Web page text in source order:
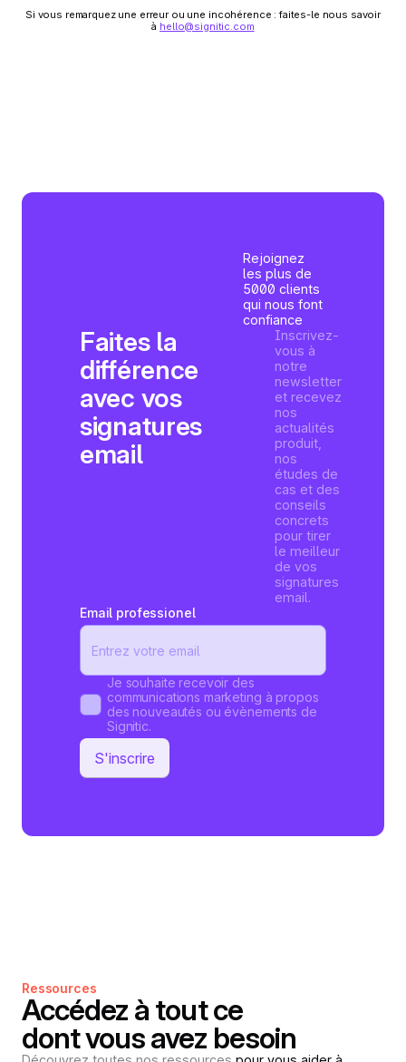
Si vous remarquez une erreur ou une incohérence : faites-le nous savoir
à hello@signitic.com
Rejoignez
les plus de
5000 clients
qui nous font
confiance
Faites la
différence
avec vos
signatures
email
Inscrivez-
vous à
notre
newsletter
et recevez
nos
actualités
produit,
nos
études de
cas et des
conseils
concrets
pour tirer
le meilleur
de vos
signatures
email.
Email professionel
Je souhaite recevoir des
communications marketing à propos
des nouveautés ou évènements de
Signitic.
Ressources
Accédez à tout ce
dont vous avez besoin